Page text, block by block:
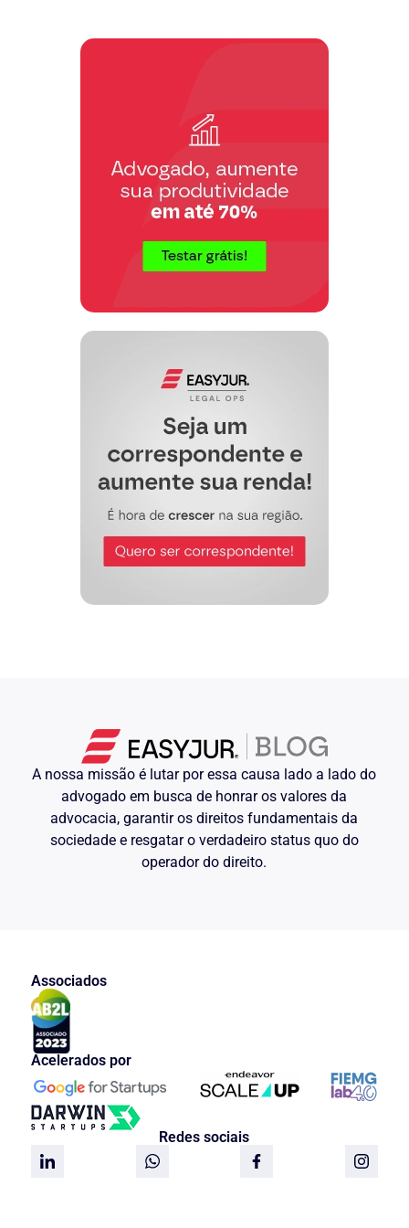
A nossa missão é lutar por essa causa lado a lado do
advogado em busca de honrar os valores da
advocacia, garantir os direitos fundamentais da
sociedade e resgatar o verdadeiro status quo do
operador do direito.
Associados
Acelerados por
Redes sociais